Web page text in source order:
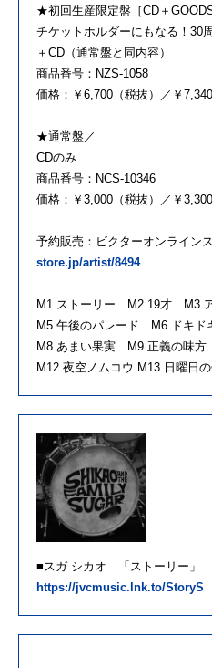
★初回生産限定盤［CD＋
チケットホルダーにもなる！30
＋CD（通常盤と同内容）
商品番号：NZS-1058
価格：￥6,700（税抜）／￥7,340
★通常盤／
CDのみ
商品番号：NCS-10346
価格：￥3,000（税抜）／￥3,300
予約販売：ビクターオンライ
store.jp/artist/8494
M1.ストーリー M2.19才 M3.
M5.午後のパレード M6.ドキド
M8.あまい果実 M9.正義の味
M12.夜空ノムコウ M13.日曜
■スガ シカオ 「ストーリー
https://jvcmusic.lnk.to/StoryS